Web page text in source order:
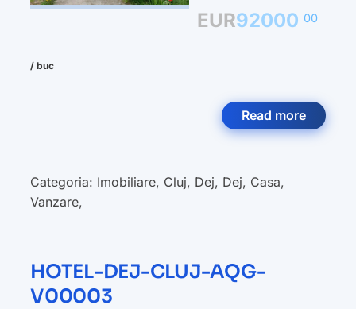
EUR92000 00
/ buc
Read more
Categoria: Imobiliare, Cluj, Dej, Dej, Casa,
Vanzare,
HOTEL-DEJ-CLUJ-AQG-
V00003